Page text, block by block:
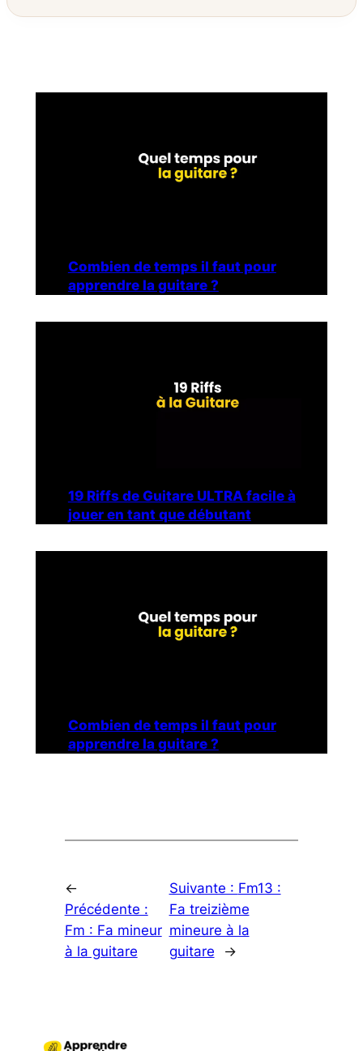
Combien de temps il faut pour
apprendre la guitare ?
19 Riffs de Guitare ULTRA facile à
jouer en tant que débutant
Combien de temps il faut pour
apprendre la guitare ?
←
Précédente :
Fm : Fa mineur
à la guitare
Suivante : Fm13 :
Fa treizième
mineure à la
guitare
→